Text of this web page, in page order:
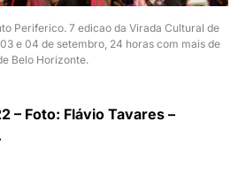
Periferico. 7 edicao da Virada Cultural de
e 04 de setembro, 24 horas com mais de
Belo Horizonte.
– Foto: Flávio Tavares –